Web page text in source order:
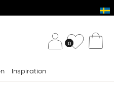
0
Inspiration